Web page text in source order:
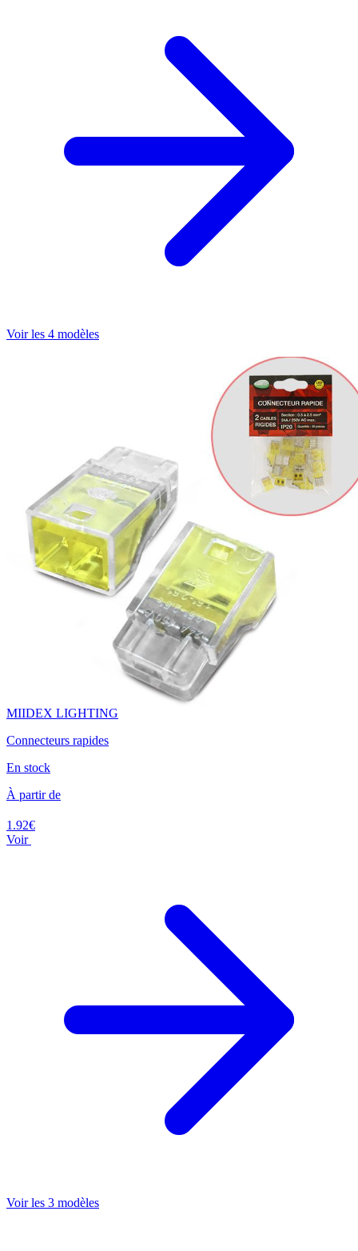
Voir les 4 modèles
MIIDEX LIGHTING
Connecteurs rapides
En stock
À partir de
1.92€
Voir
Voir les 3 modèles